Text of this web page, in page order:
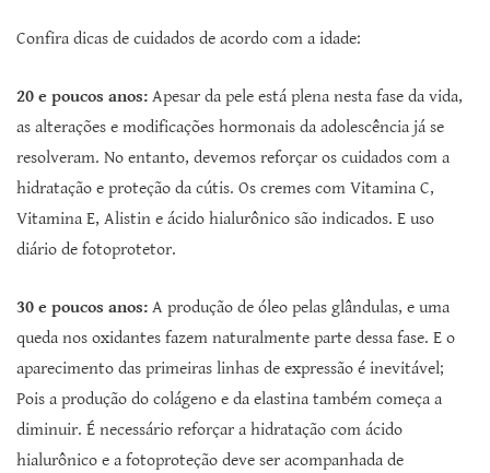
Confira dicas de cuidados de acordo com a idade:
20 e poucos anos: Apesar da pele está plena nesta fase da vida,
as alterações e modificações hormonais da adolescência já se
resolveram. No entanto, devemos reforçar os cuidados com a
hidratação e proteção da cútis. Os cremes com Vitamina C,
Vitamina E, Alistin e ácido hialurônico são indicados. E uso
diário de fotoprotetor.
30 e poucos anos: A produção de óleo pelas glândulas, e uma
queda nos oxidantes fazem naturalmente parte dessa fase. E o
aparecimento das primeiras linhas de expressão é inevitável;
Pois a produção do colágeno e da elastina também começa a
diminuir. É necessário reforçar a hidratação com ácido
hialurônico e a fotoproteção deve ser acompanhada de